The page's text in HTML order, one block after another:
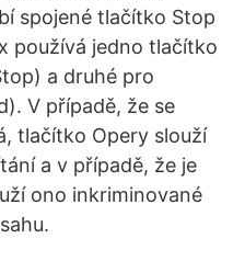
spojené tlačítko Stop
používá jedno tlačítko
a druhé pro
V případě, že se
tlačítko Opery slouží
a v případě, že je
ono inkriminované